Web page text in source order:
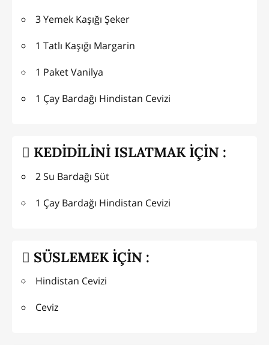
3 Yemek Kaşığı Şeker
1 Tatlı Kaşığı Margarin
1 Paket Vanilya
1 Çay Bardağı Hindistan Cevizi
KEDİDİLİNİ ISLATMAK İÇİN :
2 Su Bardağı Süt
1 Çay Bardağı Hindistan Cevizi
SÜSLEMEK İÇİN :
Hindistan Cevizi
Ceviz